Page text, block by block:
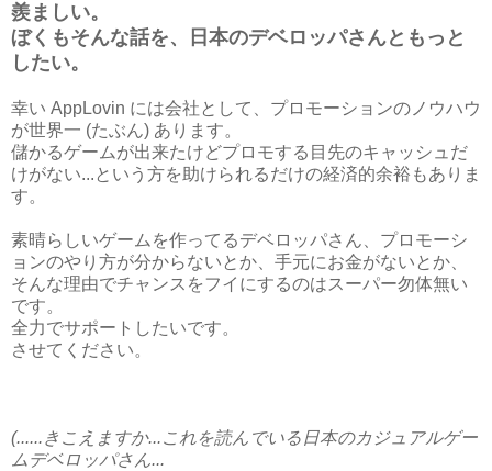
羨ましい。
ぼくもそんな話を、日本のデベロッパさんともっと
したい。
幸い AppLovin には会社として、プロモーションのノウハウ
が世界一 (たぶん) あります。
儲かるゲームが出来たけどプロモする目先のキャッシュだ
けがない...という方を助けられるだけの経済的余裕もありま
す。
素晴らしいゲームを作ってるデベロッパさん、プロモーシ
ョンのやり方が分からないとか、手元にお金がないとか、
そんな理由でチャンスをフイにするのはスーパー勿体無い
です。
全力でサポートしたいです。
させてください。
(......きこえますか...これを読んでいる日本のカジュアルゲー
ムデベロッパさん...